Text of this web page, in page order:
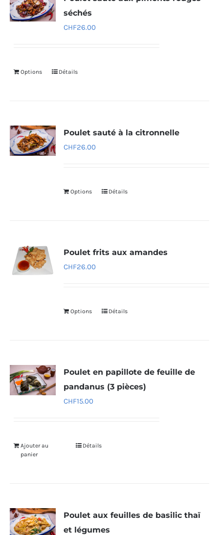
séchés
CHF26.00
Options Détails
Poulet sauté à la citronnelle
CHF26.00
Options Détails
Poulet frits aux amandes
CHF26.00
Options Détails
Poulet en papillote de feuille de
pandanus (3 pièces)
CHF15.00
Ajouter au
panier
Détails
Poulet aux feuilles de basilic thaï
et légumes